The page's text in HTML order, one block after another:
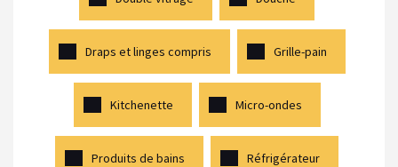
Draps et linges compris Grille-pain
Kitchenette Micro-ondes
Produits de bains Réfrigérateur